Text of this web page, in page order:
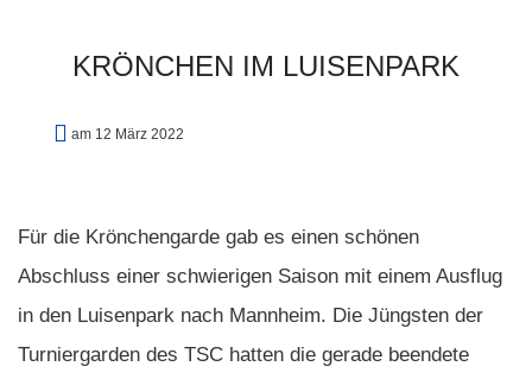
KRÖNCHEN IM LUISENPARK
am 12 März 2022
Für die Krönchengarde gab es einen schönen
Abschluss einer schwierigen Saison mit einem Ausflug
in den Luisenpark nach Mannheim. Die Jüngsten der
Turniergarden des TSC hatten die gerade beendete